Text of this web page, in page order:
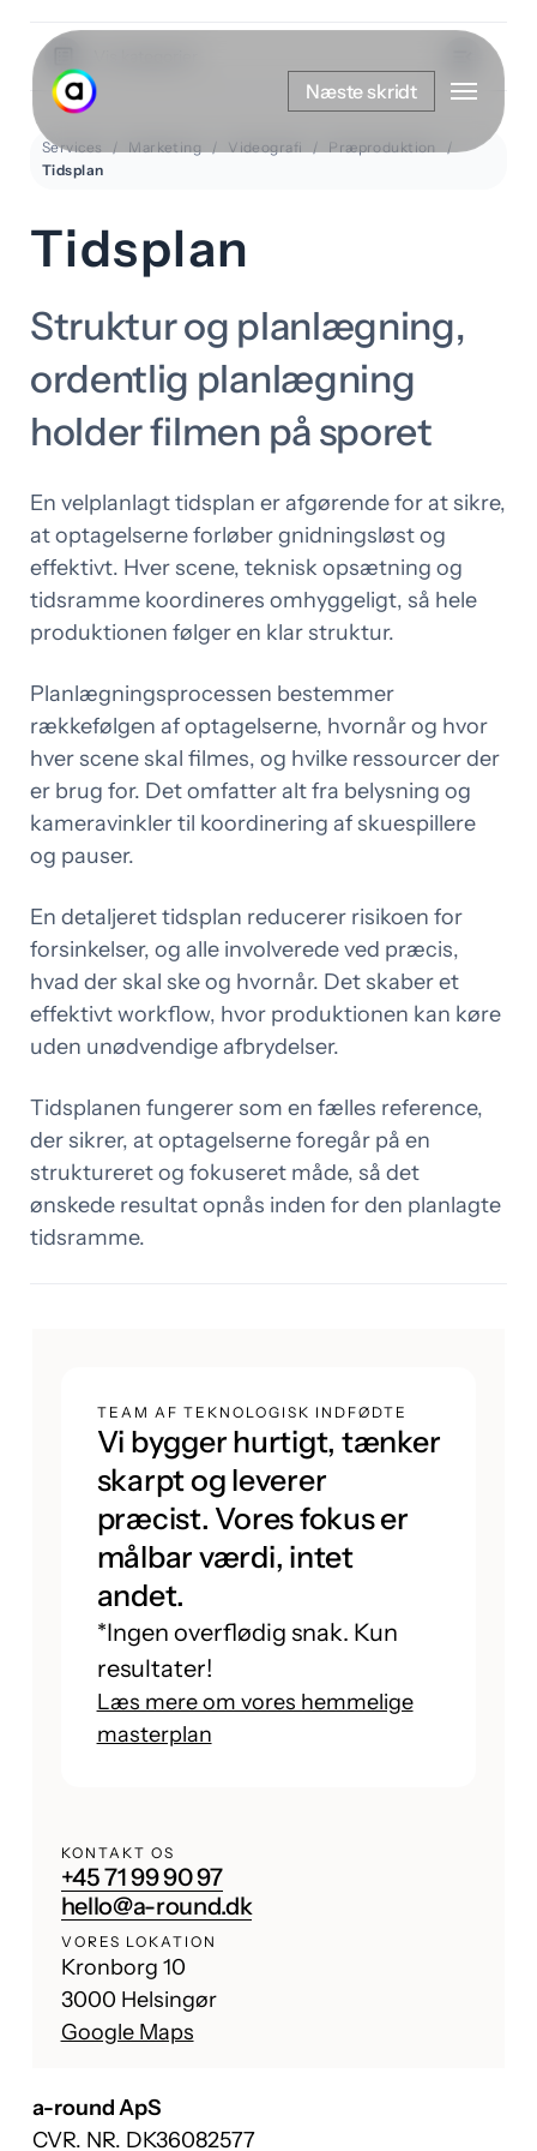
hovedindhold
Næste skridt Menu
Services Marketing Videografi
Præproduktion
Tidsplan
Tidsplan
Struktur og planlægning,
ordentlig planlægning
holder filmen på sporet
En velplanlagt tidsplan er afgørende for at sikre,
at optagelserne forløber gnidningsløst og
effektivt. Hver scene, teknisk opsætning og
tidsramme koordineres omhyggeligt, så hele
produktionen følger en klar struktur.
Planlægningsprocessen bestemmer
rækkefølgen af optagelserne, hvornår og hvor
hver scene skal filmes, og hvilke ressourcer der
er brug for. Det omfatter alt fra belysning og
kameravinkler til koordinering af skuespillere
og pauser.
En detaljeret tidsplan reducerer risikoen for
forsinkelser, og alle involverede ved præcis,
hvad der skal ske og hvornår. Det skaber et
effektivt workflow, hvor produktionen kan køre
uden unødvendige afbrydelser.
Tidsplanen fungerer som en fælles reference,
der sikrer, at optagelserne foregår på en
struktureret og fokuseret måde, så det
ønskede resultat opnås inden for den planlagte
tidsramme.
TEAM AF TEKNOLOGISK INDFØDTE
Vi bygger hurtigt, tænker
skarpt og leverer
præcist. Vores fokus er
målbar værdi, intet
andet.
*Ingen overflødig snak. Kun
resultater!
Læs mere om vores hemmelige
masterplan
KONTAKT OS
+45 71 99 90 97
hello@a-round.dk
VORES LOKATION
Kronborg 10
3000 Helsingør
Google Maps
a-round ApS
CVR. NR. DK36082577